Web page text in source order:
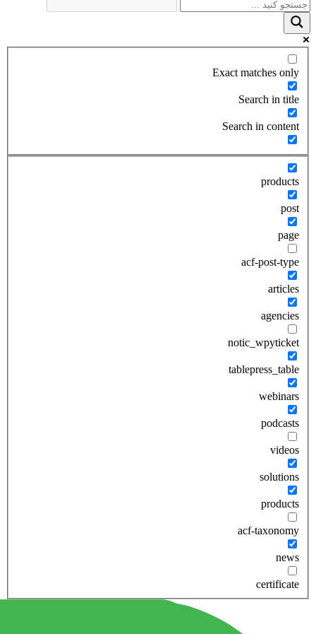
Exact matches only
Search in title
Search in content
products
post
page
acf-post-type
articles
agencies
notic_wpyticket
tablepress_table
webinars
podcasts
videos
solutions
products
acf-taxonomy
news
certificate